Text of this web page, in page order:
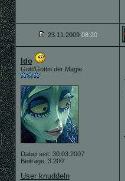
23.11.2009 08:20
Ido
Gott/Göttin der Magie
Dabei seit: 30.03.2007
Beiträge: 3.200
User knuddeln